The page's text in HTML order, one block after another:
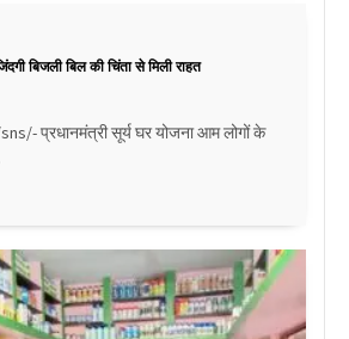
बिजली बिल की चिंता से मिली राहत
प्रधानमंत्री सूर्य घर योजना आम लोगों के